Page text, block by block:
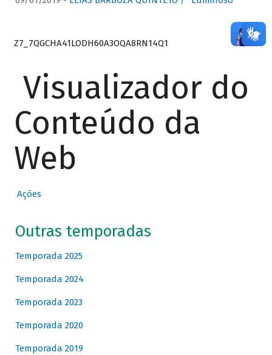
Z7_7QGCHA41LODH60A3OQA8RN14Q1
Visualizador do
Conteúdo da
Web
Ações
Outras temporadas
Temporada 2025
Temporada 2024
Temporada 2023
Temporada 2020
Temporada 2019